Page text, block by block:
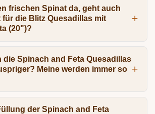
frischen Spinat da, geht auch
die Blitz Quesadillas mit
(20")?
die Spinach and Feta Quesadillas
Meine werden immer so
der Spinach and Feta